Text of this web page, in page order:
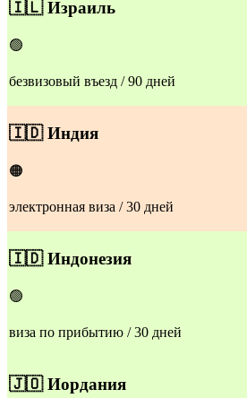
🇮🇱Израиль
🟢
безвизовый въезд / 90 дней
🇮🇩Индия
🟠
электронная виза / 30 дней
🇮🇩Индонезия
🟢
виза по прибытию / 30 дней
🇯🇴Иордания